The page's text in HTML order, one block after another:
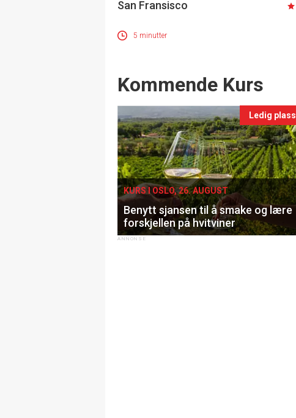
San Fransisco
5 minutter
Events
Kommende Kurs
Ledig plass
KURS I OSLO, 26. AUGUST
Benytt sjansen til å smake og lære
forskjellen på hvitviner